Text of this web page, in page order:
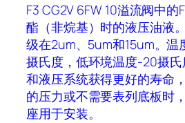
F3 CG2V 6FW 10溢流阀中
酯（非烷基）时的液压油液
级在2um、5um和15um。温
摄氏度，低环境温度-20摄
和液压系统获得更好的寿命
的压力或不需要表列底板时
座用于安装。